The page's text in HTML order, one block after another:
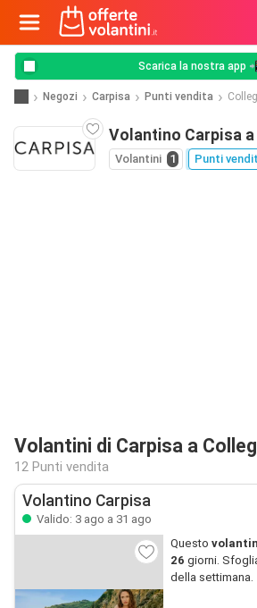
Scarica la nostra app
Negozi Carpisa Punti vendita
Volantino Carpisa
Volantini 1 Punti
Volantini di Carpisa a
12 Punti vendita
Volantino Carpisa
Valido: 3 ago a 31 ago
Questo
26 giorni.
della settimana.